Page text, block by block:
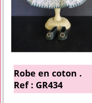
Robe en coton .
Ref : GR434